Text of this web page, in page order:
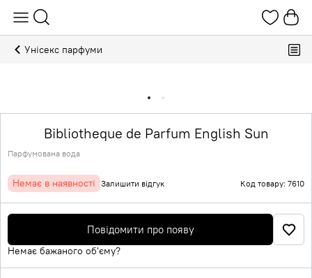
Унісекс парфуми
Bibliotheque de Parfum English Sun
Парфумована вода
Немає в наявності Залишити відгук Код товару: 7610
Повідомити про появу
Немає бажаного об'єму?